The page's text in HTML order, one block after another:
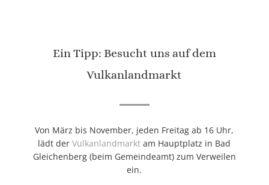
Ein Tipp: Besucht uns auf dem
Vulkanlandmarkt
Von März bis November, jeden Freitag ab 16 Uhr,
lädt derVulkanlandmarkt am Hauptplatz in Bad
Gleichenberg (beim Gemeindeamt) zum Verweilen
ein.